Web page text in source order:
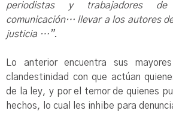
periodistas y trabajadores
comunicación… llevar a los autores
justicia …”.
Lo anterior encuentra sus
clandestinidad con que actúan
de la ley, y por el temor de quienes
hechos, lo cual les inhibe para